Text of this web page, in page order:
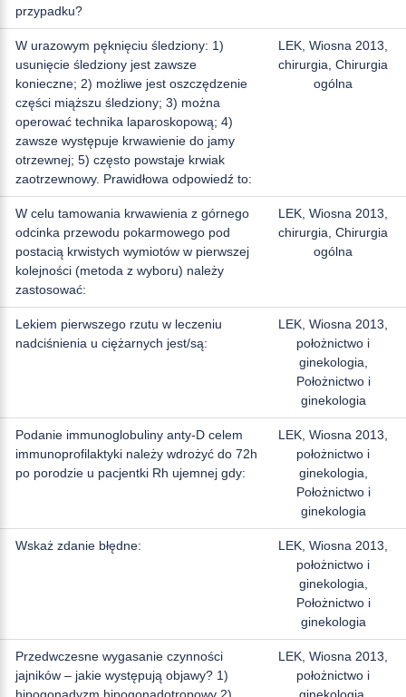
przypadku?
W urazowym pęknięciu śledziony: 1)
usunięcie śledziony jest zawsze
konieczne; 2) możliwe jest oszczędzenie
części miąższu śledziony; 3) można
operować technika laparoskopową; 4)
zawsze występuje krwawienie do jamy
otrzewnej; 5) często powstaje krwiak
zaotrzewnowy. Prawidłowa odpowiedź to:
LEK, Wiosna 2013,
chirurgia, Chirurgia
ogólna
W celu tamowania krwawienia z górnego
odcinka przewodu pokarmowego pod
postacią krwistych wymiotów w pierwszej
kolejności (metoda z wyboru) należy
zastosować:
LEK, Wiosna 2013,
chirurgia, Chirurgia
ogólna
Lekiem pierwszego rzutu w leczeniu
nadciśnienia u ciężarnych jest/są:
LEK, Wiosna 2013,
położnictwo i
ginekologia,
Położnictwo i
ginekologia
Podanie immunoglobuliny anty-D celem
immunoprofilaktyki należy wdrożyć do 72h
po porodzie u pacjentki Rh ujemnej gdy:
LEK, Wiosna 2013,
położnictwo i
ginekologia,
Położnictwo i
ginekologia
Wskaż zdanie błędne:
LEK, Wiosna 2013,
położnictwo i
ginekologia,
Położnictwo i
ginekologia
Przedwczesne wygasanie czynności
jajników – jakie występują objawy? 1)
hipogonadyzm hipogonadotropowy 2)
LEK, Wiosna 2013,
położnictwo i
ginekologia,